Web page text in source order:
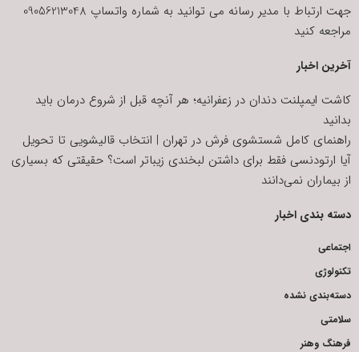
جهت ارتباط با مدیر رسانه می توانید به شماره واتساپ 09056213048
مراجعه کنید
آخرین اخبار
کاشت ایمپلنت دندان در زعفرانیه؛ هر آنچه قبل از شروع درمان باید
بدانید
راهنمای کامل شستشوی فرش در تهران | انتخاب قالیشویی تا تحویل
آیا ارتودنسی فقط برای داشتن لبخندی زیباتر است؟ حقیقتی که بسیاری
از بیماران نمی‌دانند
دسته بندی اخبار
اجتماعی
تکنولوژی
دسته‌بندی نشده
سلامتی
فرهنگ وهنر